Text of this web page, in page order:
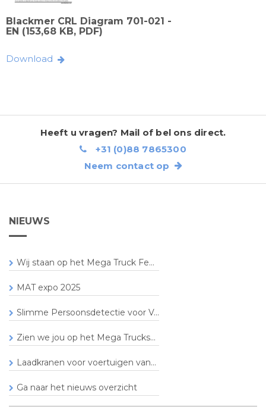
Blackmer CRL Diagram 701-021 -
EN (153,68 KB, PDF)
Download
Heeft u vragen? Mail of bel ons direct.
+31 (0)88 7865300
Neem contact op
NIEUWS
Wij staan op het Mega Truck Fe...
MAT expo 2025
Slimme Persoonsdetectie voor V...
Zien we jou op het Mega Trucks...
Laadkranen voor voertuigen van...
Ga naar het nieuws overzicht